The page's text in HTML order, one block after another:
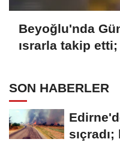
Beyoğlu'nda
ısrarla takip etti;
SON HABERLER